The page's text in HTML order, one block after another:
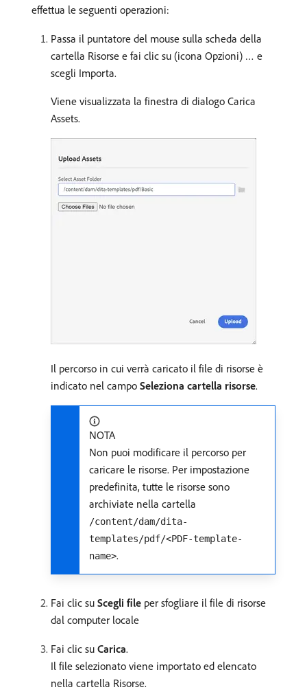
effettua le seguenti operazioni:
Passa il puntatore del mouse sulla scheda della
cartella Risorse e fai clic su (icona Opzioni) … e
scegli Importa.
Viene visualizzata la finestra di dialogo Carica
Assets.
Il percorso in cui verrà caricato il file di risorse è
indicato nel campo Seleziona cartella risorse.
NOTA
Non puoi modificare il percorso per
caricare le risorse. Per impostazione
predefinita, tutte le risorse sono
archiviate nella cartella
/content/dam/dita-
templates/pdf/<PDF-template-
name>.
Fai clic su Scegli file per sfogliare il file di risorse
dal computer locale
Fai clic su Carica.
Il file selezionato viene importato ed elencato
nella cartella Risorse.